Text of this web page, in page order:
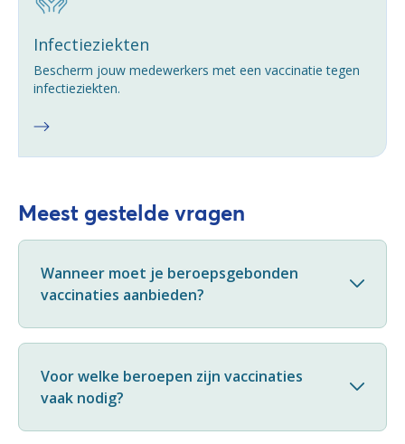
Infectieziekten
Bescherm jouw medewerkers met een vaccinatie tegen
infectieziekten.
Meest gestelde vragen
Wanneer moet je beroepsgebonden
vaccinaties aanbieden?
Voor welke beroepen zijn vaccinaties
vaak nodig?